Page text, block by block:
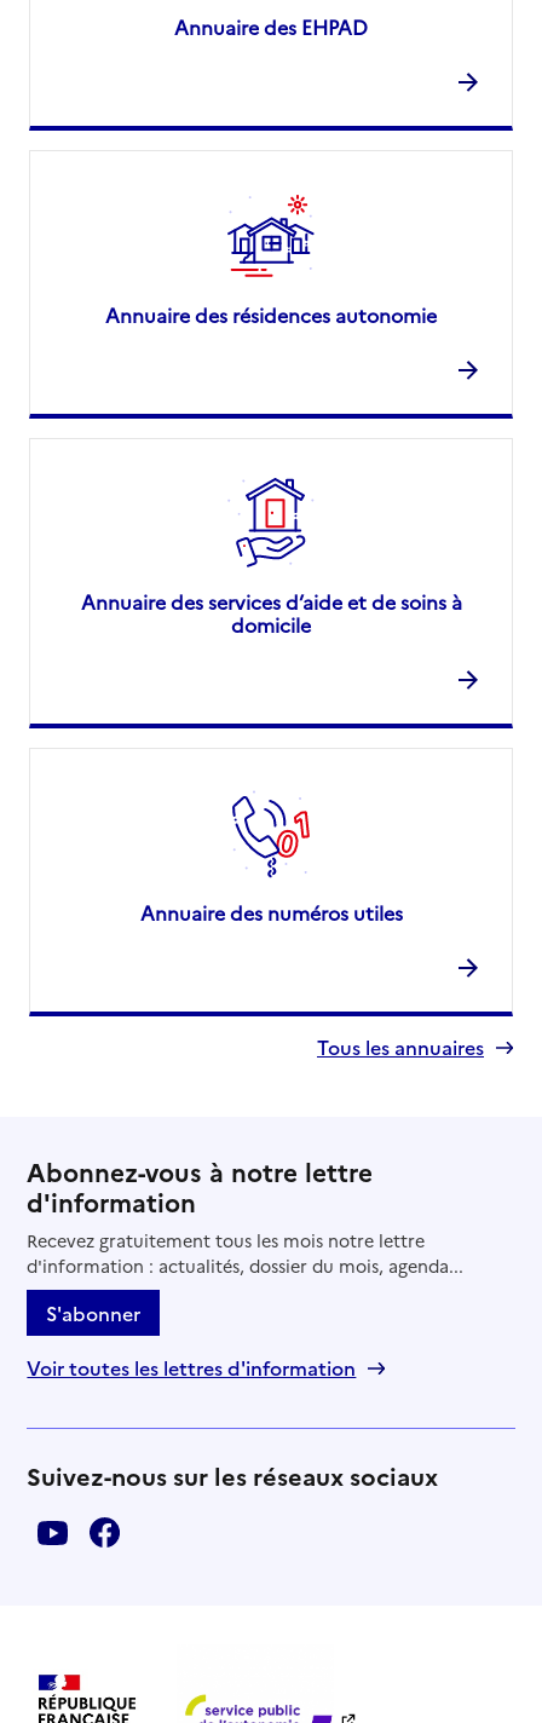
Annuaire des EHPAD
Annuaire des résidences autonomie
Annuaire des services d’aide et de soins à
domicile
Annuaire des numéros utiles
Tous les annuaires
Abonnez-vous à notre lettre
d'information
Recevez gratuitement tous les mois notre lettre
d'information : actualités, dossier du mois, agenda...
S'abonner
Voir toutes les lettres d'information
Suivez-nous sur les réseaux sociaux